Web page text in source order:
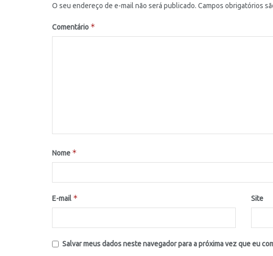
O seu endereço de e-mail não será publicado. Campos obrigatórios
Comentário *
Nome *
E-mail * Site
Salvar meus dados neste navegador para a próxima vez que eu